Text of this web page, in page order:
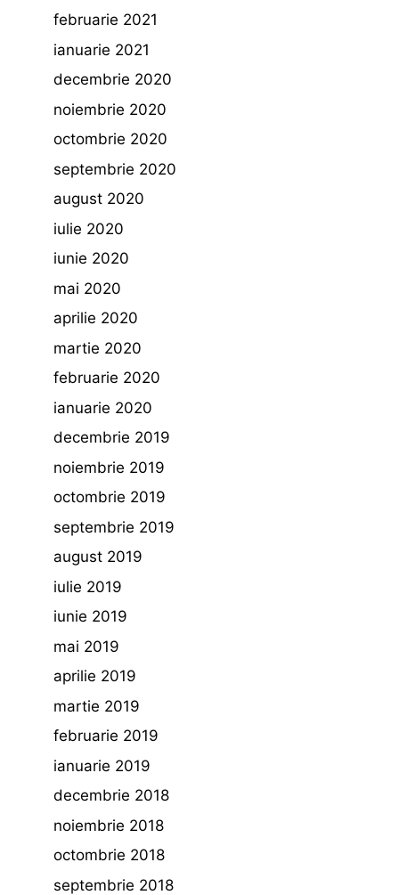
februarie 2021
ianuarie 2021
decembrie 2020
noiembrie 2020
octombrie 2020
septembrie 2020
august 2020
iulie 2020
iunie 2020
mai 2020
aprilie 2020
martie 2020
februarie 2020
ianuarie 2020
decembrie 2019
noiembrie 2019
octombrie 2019
septembrie 2019
august 2019
iulie 2019
iunie 2019
mai 2019
aprilie 2019
martie 2019
februarie 2019
ianuarie 2019
decembrie 2018
noiembrie 2018
octombrie 2018
septembrie 2018